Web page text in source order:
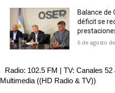
Balance de
déficit se
6 de agosto
Radio: 102.5 FM | TV: Canales
Multimedia ((HD Radio & TV))